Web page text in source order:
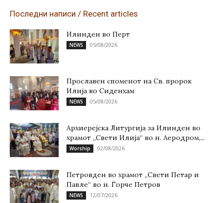
Последни написи / Recent articles
Илинден во Перт
NEWS 05/08/2026
Прославен споменот на Св. пророк
Илија во Сиденхам
NEWS 05/08/2026
Архиерејска Литургија за Илинден во
храмот „Свети Илија“ во н. Аеродром,...
Worship 02/08/2026
Петровден во храмот „Свети Петар и
Павле“ во н. Ѓорче Петров
NEWS 12/07/2026